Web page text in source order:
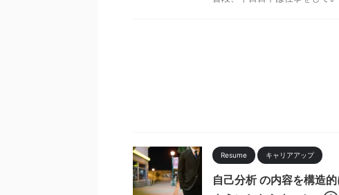
Resume キャリアアップ
自己分析 の内容を構造